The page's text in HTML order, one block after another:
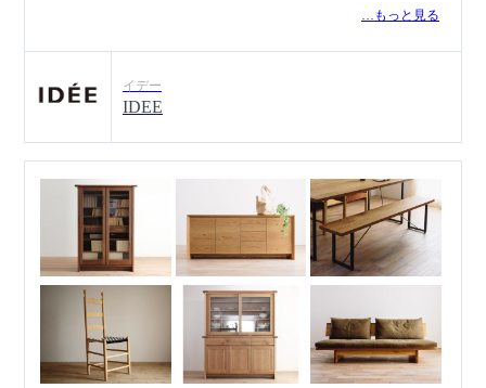
年にオリジナル家具シリーズを発表して以来、日本の家具・インテ
多くのデザイナーと「ありそうで、なかった」家具を次々と世に送
り出しています。それらの多くは洋家具の起源であるヨーロッパを
中心に世界各国で称賛を浴び、美術品としてコレクターも現れ、デ
…もっと見る
イデー
IDEE